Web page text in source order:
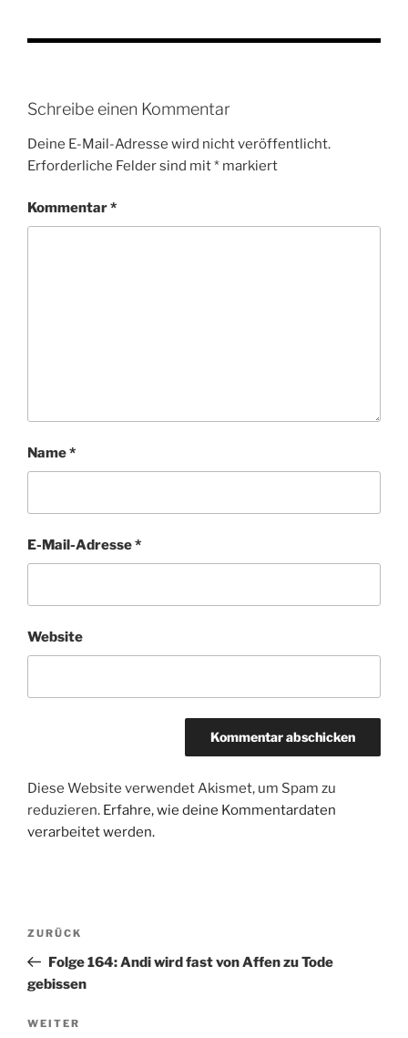
Schreibe einen Kommentar
Deine E-Mail-Adresse wird nicht veröffentlicht.
Erforderliche Felder sind mit* markiert
Kommentar*
Name*
E-Mail-Adresse*
Website
Diese Website verwendet Akismet, um Spam zu
reduzieren. Erfahre, wie deine Kommentardaten
verarbeitet werden.
Beitragsnavigation
Vorheriger
Beitrag
ZURÜCK
Folge 164: Andi wird fast von Affen zu Tode
gebissen
Nächster
WEITER